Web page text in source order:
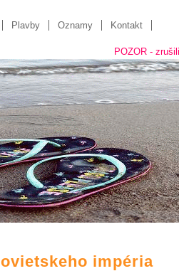
Plavby Oznamy Kontakt
POZOR - zrušili
impéria